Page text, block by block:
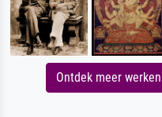
Ontdek meer